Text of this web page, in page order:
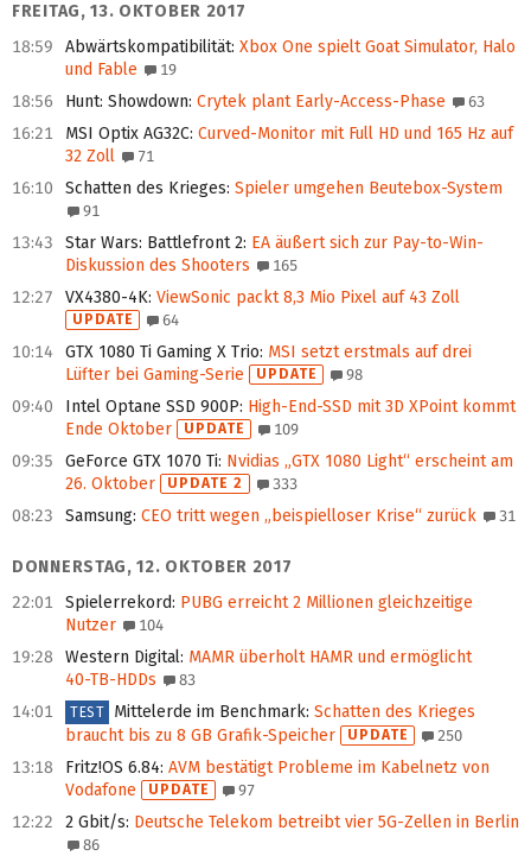
FREITAG, 13. OKTOBER 2017
18:59
Abwärtskompatibilität: Xbox One spielt Goat Simulator, Halo
und Fable
19
18:56 Hunt: Showdown: Crytek plant Early-Access-Phase 63
16:21 MSI Optix AG32C: Curved-Monitor mit Full HD und 165 Hz auf
32 Zoll
71
16:10 Schatten des Krieges: Spieler umgehen Beutebox-System
91
13:43 Star Wars: Battlefront 2: EA äußert sich zur Pay-to-Win-
Diskussion des Shooters
165
12:27 VX4380-4K: ViewSonic packt 8,3 Mio Pixel auf 43 Zoll
UPDATE 64
10:14 GTX 1080 Ti Gaming X Trio: MSI setzt erstmals auf drei
Lüfter bei Gaming-Serie
UPDATE 98
09:40 Intel Optane SSD 900P: High-End-SSD mit 3D XPoint kommt
Ende Oktober
UPDATE 109
09:35 GeForce GTX 1070 Ti: Nvidias „GTX 1080 Light“ erscheint am
26. Oktober
UPDATE 2 333
08:23 Samsung: CEO tritt wegen „beispielloser Krise“ zurück 31
DONNERSTAG, 12. OKTOBER 2017
22:01
Spielerrekord: PUBG erreicht 2 Millionen gleichzeitige
Nutzer
104
19:28 Western Digital: MAMR überholt HAMR und ermöglicht
40‑TB‑HDDs
83
14:01 TEST Mittelerde im Benchmark: Schatten des Krieges
braucht bis zu 8 GB Grafik-Speicher
UPDATE 250
13:18 Fritz!OS 6.84: AVM bestätigt Probleme im Kabelnetz von
Vodafone
UPDATE 97
12:22 2 Gbit/s: Deutsche Telekom betreibt vier 5G-Zellen in Berlin
86